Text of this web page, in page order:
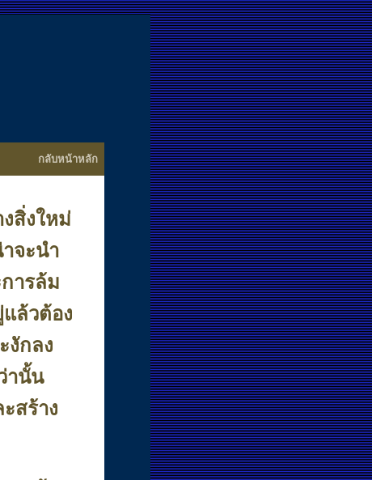
กลับหน้าหลัก
สิ่งใหม่
จะนำ
ารล้ม
ล้วต้อง
งักลง
านั้น
สร้าง